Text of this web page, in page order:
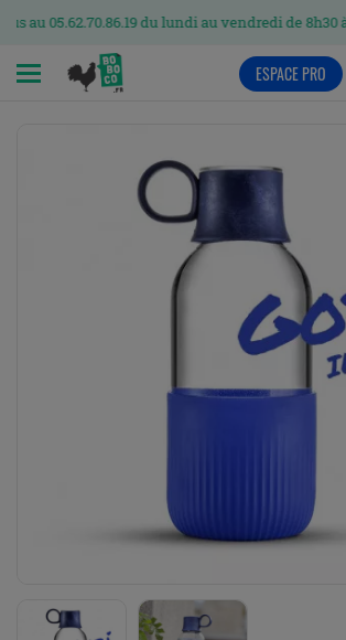
du lundi au vendredi de 8h30 à 12h
ESPACE PRO